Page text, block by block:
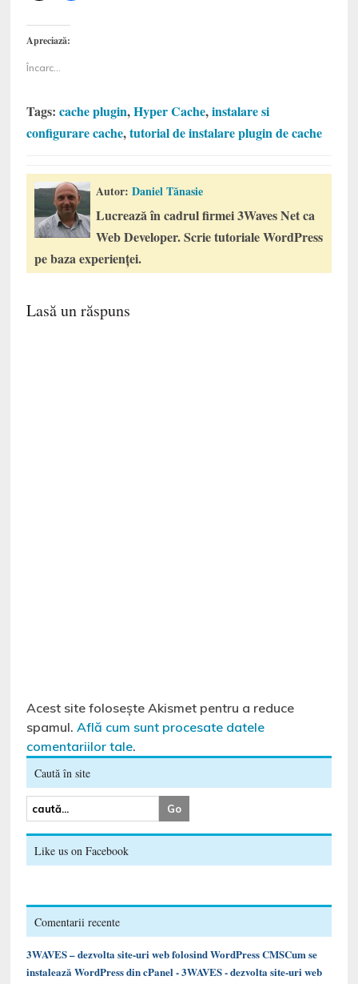
Apreciază:
Încarc...
Tags:cache plugin,Hyper Cache,instalare si
configurare cache,tutorial de instalare plugin de cache
Autor:Daniel Tănasie
Lucrează în cadrul firmei 3Waves Net ca
Web Developer. Scrie tutoriale WordPress
pe baza experienței.
Lasă un răspuns
Acest site folosește Akismet pentru a reduce
spamul.Află cum sunt procesate datele
comentariilor tale.
Caută în site
Like us on Facebook
Comentarii recente
3WAVES – dezvolta site-uri web folosind WordPress CMSCum se
instalează WordPress din cPanel - 3WAVES - dezvolta site-uri web